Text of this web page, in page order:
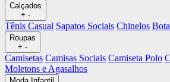
Calçados
+ -
Tênis Casual Sapatos Sociais Chinelos Bota
Roupas
+ -
Camisetas Camisas Sociais Camiseta Polo
Moletons e Agasalhos